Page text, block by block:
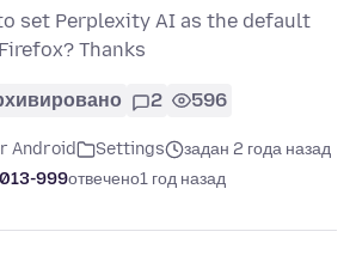
set Perplexity AI as the default
Thanks
2 596
Android Settings
задан 2 года назад
999отвечено1 год назад